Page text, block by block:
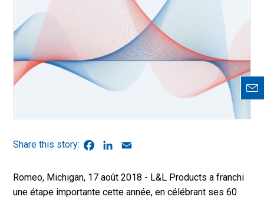
Romeo, Michigan, 17 août 2018 - L&L Products a franchi
une étape importante cette année, en célébrant ses 60